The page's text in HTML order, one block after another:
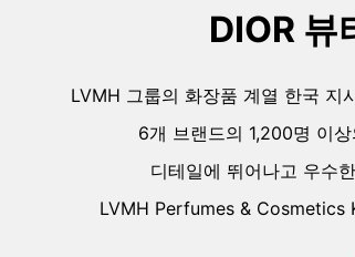
DIOR 뷰
LVMH 그룹의 화장품 계열 한국 지
6개 브랜드의 1,200명 이
디테일에 뛰어나고 우수
LVMH Perfumes & Cosmetics